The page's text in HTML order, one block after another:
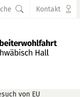
Kontakt